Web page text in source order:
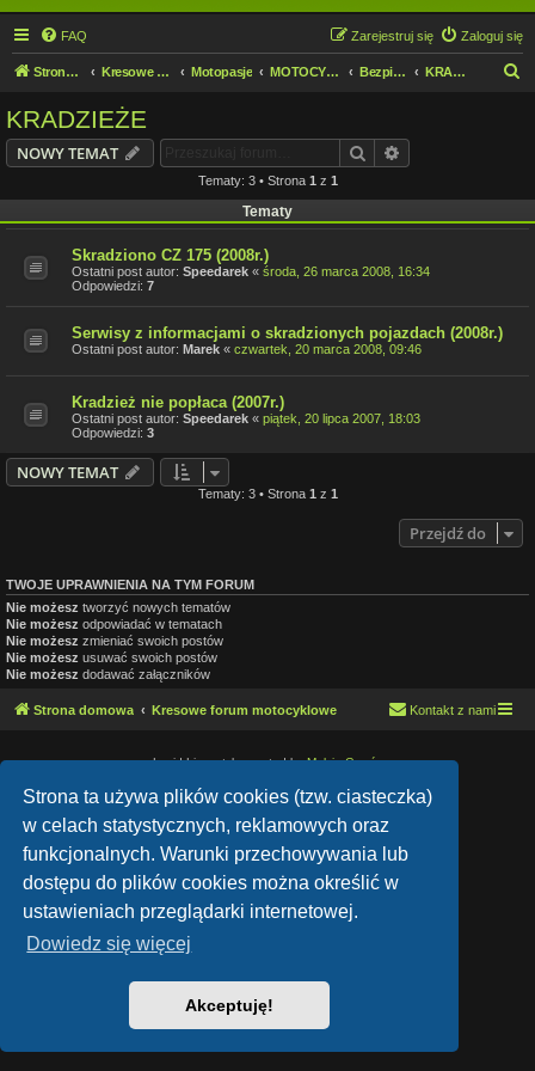
Strona ta używa plików cookies (tzw. ciasteczka)
w celach statystycznych, reklamowych oraz
funkcjonalnych. Warunki przechowywania lub
dostępu do plików cookies można określić w
ustawieniach przeglądarki internetowej.
Dowiedz się więcej
Akceptuję!
FAQ Zaloguj się
Zarejestruj się
Strona domowa Kresowe forum motocyklowe Motopasje MOTOCYKLIŚCI DZIECIOM. Bezpieczeństwo KRADZIEŻE
KRADZIEŻE
NOWY TEMAT Szukaj
Tematy: 3 • Strona 1 z 1
Tematy
Skradziono CZ 175 (2008r.)
Ostatni post autor: Speedarek « środa, 26 marca 2008, 16:34
Odpowiedzi: 7
Serwisy z informacjami o skradzionych pojazdach (2008r.)
Ostatni post autor: Marek « czwartek, 20 marca 2008, 09:46
Kradzież nie popłaca (2007r.)
Ostatni post autor: Speedarek « piątek, 20 lipca 2007, 18:03
Odpowiedzi: 3
NOWY TEMAT
Tematy: 3 • Strona 1 z 1
Przejdź do
TWOJE UPRAWNIENIA NA TYM FORUM
Nie możesz tworzyć nowych tematów
Nie możesz odpowiadać w tematach
Nie możesz zmieniać swoich postów
Nie możesz usuwać swoich postów
Nie możesz dodawać załączników
Strona domowa Kresowe forum motocyklowe Kontakt z nami
Lucid Lime style created byMelvin García
Style Version: 1.1.9
Technologię dostarczaphpBB® Forum Software © phpBB Limited
Polski pakiet językowy dostarczaphpBB.pl
Zasady ochrony danych osobowych |Regulamin